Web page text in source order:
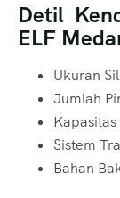
Detil
ELF
Ukuran
Jumlah
Sistem
Bahan